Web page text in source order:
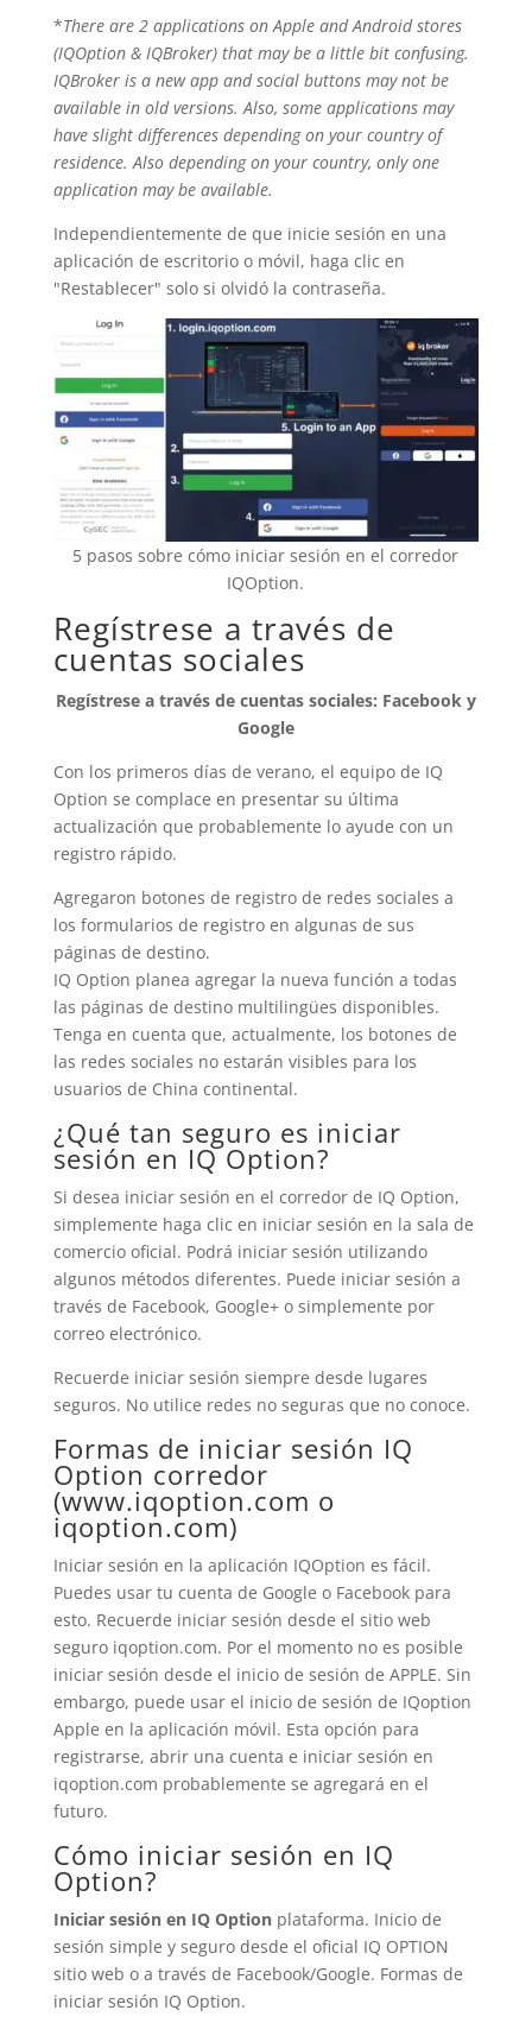
*There are 2 applications on Apple and Android stores
(IQOption & IQBroker) that may be a little bit confusing.
IQBroker is a new app and social buttons may not be
available in old versions. Also, some applications may
have slight differences depending on your country of
residence. Also depending on your country, only one
application may be available.
Independientemente de que inicie sesión en una
aplicación de escritorio o móvil, haga clic en
"Restablecer" solo si olvidó la contraseña.
5 pasos sobre cómo iniciar sesión en el corredor
IQOption.
Regístrese a través de
cuentas sociales
Regístrese a través de cuentas sociales: Facebook y
Google
Con los primeros días de verano, el equipo de IQ
Option se complace en presentar su última
actualización que probablemente lo ayude con un
registro rápido.
Agregaron botones de registro de redes sociales a
los formularios de registro en algunas de sus
páginas de destino.
IQ Option planea agregar la nueva función a todas
las páginas de destino multilingües disponibles.
Tenga en cuenta que, actualmente, los botones de
las redes sociales no estarán visibles para los
usuarios de China continental.
¿Qué tan seguro es iniciar
sesión en IQ Option?
Si desea iniciar sesión en el corredor de IQ Option,
simplemente haga clic en iniciar sesión en la sala de
comercio oficial. Podrá iniciar sesión utilizando
algunos métodos diferentes. Puede iniciar sesión a
través de Facebook, Google+ o simplemente por
correo electrónico.
Recuerde iniciar sesión siempre desde lugares
seguros. No utilice redes no seguras que no conoce.
Formas de iniciar sesión IQ
Option corredor
(www.iqoption.com o
iqoption.com)
Iniciar sesión en la aplicación IQOption es fácil.
Puedes usar tu cuenta de Google o Facebook para
esto. Recuerde iniciar sesión desde el sitio web
seguro iqoption.com. Por el momento no es posible
iniciar sesión desde el inicio de sesión de APPLE. Sin
embargo, puede usar el inicio de sesión de IQoption
Apple en la aplicación móvil. Esta opción para
registrarse, abrir una cuenta e iniciar sesión en
iqoption.com probablemente se agregará en el
futuro.
Cómo iniciar sesión en IQ
Option?
Iniciar sesión en IQ Optionplataforma. Inicio de
sesión simple y seguro desde el oficial IQ OPTION
sitio web o a través de Facebook/Google. Formas de
iniciar sesión IQ Option.